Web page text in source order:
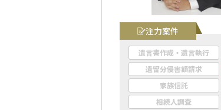
注力案件
遺言書作成・遺言執行
遺留分侵害額請求
家族信託
相続人調査